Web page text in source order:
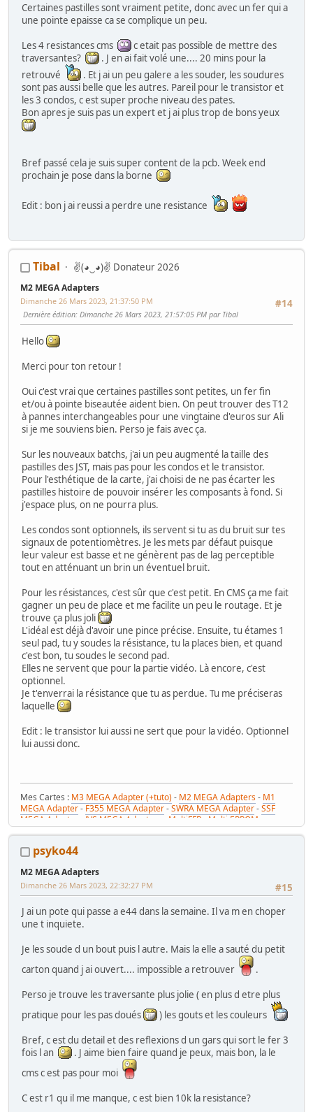
Certaines pastilles sont vraiment petite, donc avec un fer qui a
une pointe epaisse ca se complique un peu.
Les 4 resistances cms
c etait pas possible de mettre des
traversantes?
. J en ai fait volé une.... 20 mins pour la
retrouvé
. Et j ai un peu galere a les souder, les soudures
sont pas aussi belle que les autres. Pareil pour le transistor et
les 3 condos, c est super proche niveau des pates.
Bon apres je suis pas un expert et j ai plus trop de bons yeux
Bref passé cela je suis super content de la pcb. Week end
prochain je pose dans la borne
Edit : bon j ai reussi a perdre une resistance
Tibal ✌(◕‿◕)✌ Donateur 2026
M2 MEGA Adapters
#14
Dimanche 26 Mars 2023, 21:37:50 PM
Dernière édition: Dimanche 26 Mars 2023, 21:57:05 PM par Tibal
Hello
Merci pour ton retour !
Oui c'est vrai que certaines pastilles sont petites, un fer fin
et/ou à pointe biseautée aident bien. On peut trouver des T12
à pannes interchangeables pour une vingtaine d'euros sur Ali
si je me souviens bien. Perso je fais avec ça.
Sur les nouveaux batchs, j'ai un peu augmenté la taille des
pastilles des JST, mais pas pour les condos et le transistor.
Pour l'esthétique de la carte, j'ai choisi de ne pas écarter les
pastilles histoire de pouvoir insérer les composants à fond. Si
j'espace plus, on ne pourra plus.
Les condos sont optionnels, ils servent si tu as du bruit sur tes
signaux de potentiomètres. Je les mets par défaut puisque
leur valeur est basse et ne génèrent pas de lag perceptible
tout en atténuant un brin un éventuel bruit.
Pour les résistances, c'est sûr que c'est petit. En CMS ça me fait
gagner un peu de place et me facilite un peu le routage. Et je
trouve ça plus joli
L'idéal est déjà d'avoir une pince précise. Ensuite, tu étames 1
seul pad, tu y soudes la résistance, tu la places bien, et quand
c'est bon, tu soudes le second pad.
Elles ne servent que pour la partie vidéo. Là encore, c'est
optionnel.
Je t'enverrai la résistance que tu as perdue. Tu me préciseras
laquelle
Edit : le transistor lui aussi ne sert que pour la vidéo. Optionnel
lui aussi donc.
Mes Cartes : M3 MEGA Adapter (+tuto) - M2 MEGA Adapters- M1
MEGA Adapter- F355 MEGA Adapter-SWRA MEGA Adapter-SSF
MEGA Adapter
JVS MEGA Adapters
MultiFFB : Multi EPROM pour
Driveboard SEGA-M2toM3-Coin Tower Mini-VR Button Panel
RaceCab Multi sur Initial D
Mes WIP :Fast & Furious Super Bikes
Crisis 4 DX- Pole Position Upright
psyko44
M2 MEGA Adapters
#15
Dimanche 26 Mars 2023, 22:32:27 PM
J ai un pote qui passe a e44 dans la semaine. Il va m en choper
une t inquiete.
Je les soude d un bout puis l autre. Mais la elle a sauté du petit
carton quand j ai ouvert.... impossible a retrouver
.
Perso je trouve les traversante plus jolie ( en plus d etre plus
pratique pour les pas doués
) les gouts et les couleurs
Bref, c est du detail et des reflexions d un gars qui sort le fer 3
fois l an
. J aime bien faire quand je peux, mais bon, la le
cms c est pas pour moi
C est r1 qu il me manque, c est bien 10k la resistance?